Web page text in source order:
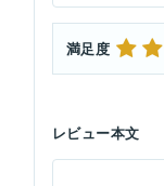
満足度
レビュー本文